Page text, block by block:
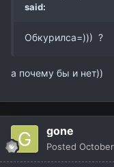
said:
Обкурилса=))) ?
а почему бы и нет))
gone
Posted